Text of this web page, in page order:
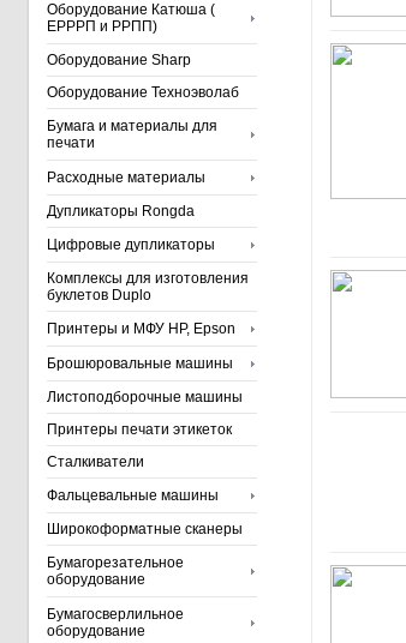
Оборудование Катюша (
ЕРРРП и РРПП)
Оборудование Sharp
Оборудование Техноэволаб
Бумага и материалы для
печати
Расходные материалы
Дупликаторы Rongda
Цифровые дупликаторы
Комплексы для изготовления
буклетов Duplo
Принтеры и МФУ HP, Epson
Брошюровальные машины
Листоподборочные машины
Принтеры печати этикеток
Сталкиватели
Фальцевальные машины
Широкоформатные сканеры
Бумагорезательное
оборудование
Бумагосверлильное
оборудование